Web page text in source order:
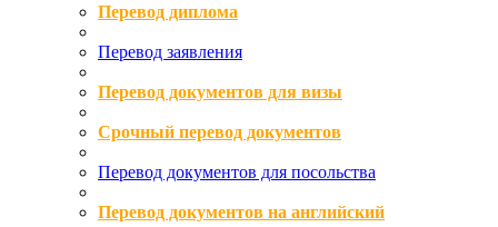
Перевод диплома
Перевод заявления
Перевод документов для визы
Срочный перевод документов
Перевод документов для посольства
Перевод документов на английский